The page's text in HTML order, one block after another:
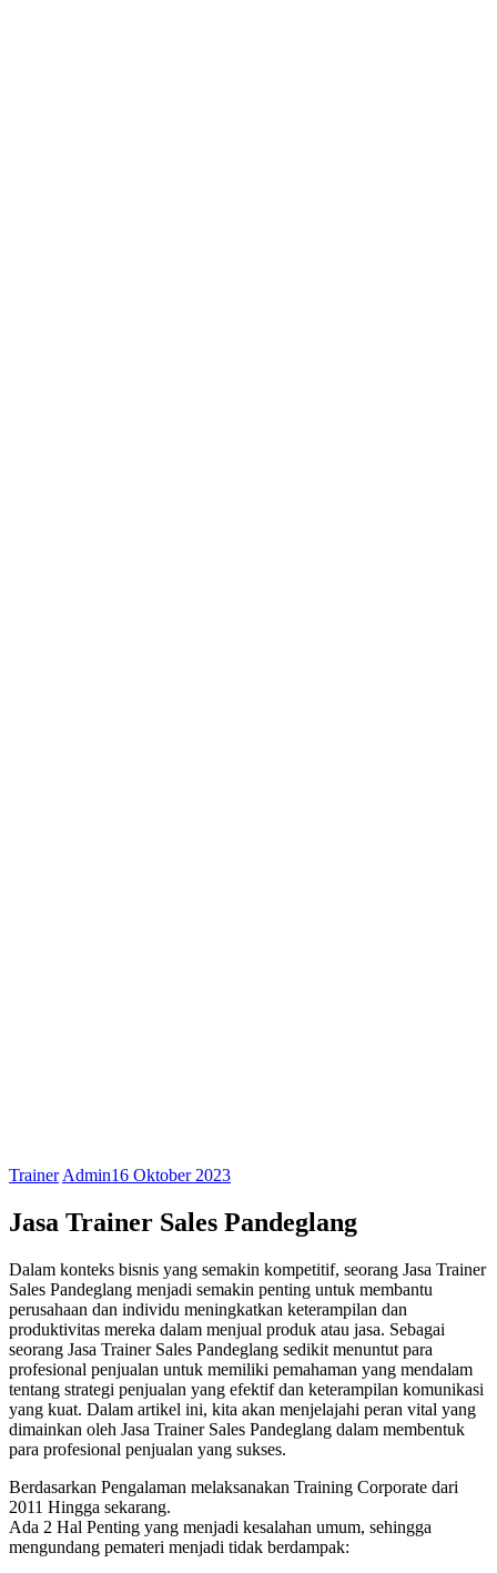
Trainer Admin16 Oktober 2023
Jasa Trainer Sales Pandeglang
Dalam konteks bisnis yang semakin kompetitif, seorang Jasa Trainer
Sales Pandeglang menjadi semakin penting untuk membantu
perusahaan dan individu meningkatkan keterampilan dan
produktivitas mereka dalam menjual produk atau jasa. Sebagai
seorang Jasa Trainer Sales Pandeglang sedikit menuntut para
profesional penjualan untuk memiliki pemahaman yang mendalam
tentang strategi penjualan yang efektif dan keterampilan komunikasi
yang kuat. Dalam artikel ini, kita akan menjelajahi peran vital yang
dimainkan oleh Jasa Trainer Sales Pandeglang dalam membentuk
para profesional penjualan yang sukses.
Berdasarkan Pengalaman melaksanakan Training Corporate dari
2011 Hingga sekarang.
Ada 2 Hal Penting yang menjadi kesalahan umum, sehingga
mengundang pemateri menjadi tidak berdampak: